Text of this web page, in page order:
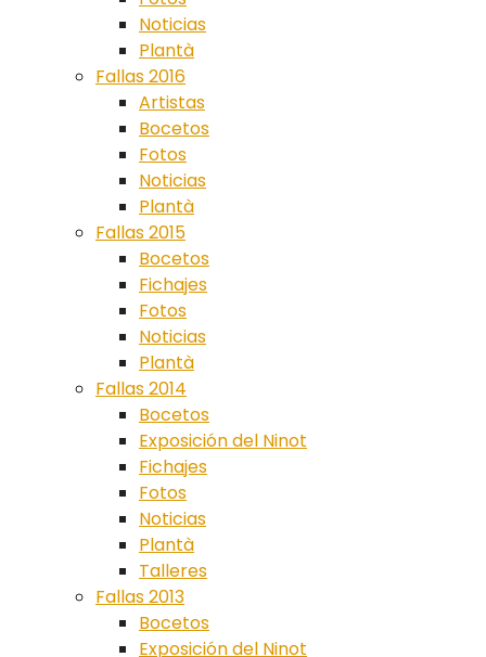
Noticias
Plantà
Fallas 2016
Artistas
Bocetos
Fotos
Noticias
Plantà
Fallas 2015
Bocetos
Fichajes
Fotos
Noticias
Plantà
Fallas 2014
Bocetos
Exposición del Ninot
Fichajes
Fotos
Noticias
Plantà
Talleres
Fallas 2013
Bocetos
Exposición del Ninot